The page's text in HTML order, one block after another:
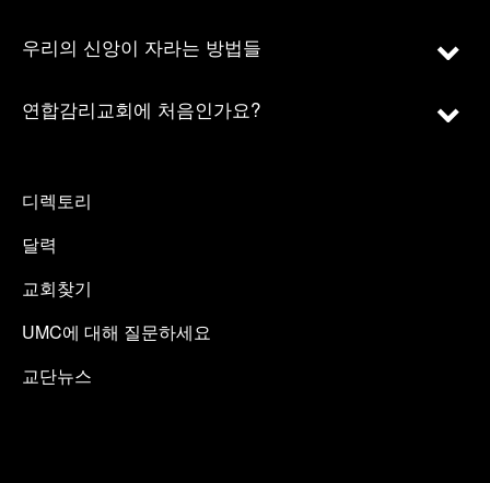
우리의 신앙이 자라는 방법들
연합감리교회에 처음인가요?
디렉토리
달력
교회찾기
UMC에 대해 질문하세요
교단뉴스